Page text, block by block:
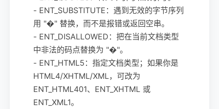
- ENT_SUBSTITUTE：遇到无效的字节序列
用 "�" 替换，而不是报错或返回空串。
- ENT_DISALLOWED：把在当前文档类型
中非法的码点替换为 "�"。
- ENT_HTML5：指定文档类型；如果你是
HTML4/XHTML/XML，可改为
ENT_HTML401、ENT_XHTML 或
ENT_XML1。